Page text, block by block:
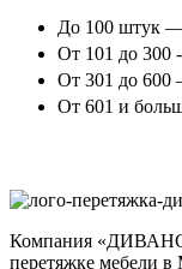
До 100 штук
От 101 до 300
От 301 до 600
От 601 и
Компания
перетяжке мебели